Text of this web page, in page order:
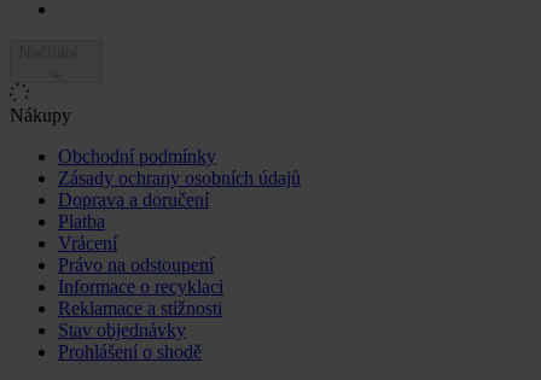
Nákupy
Obchodní podmínky
Zásady ochrany osobních údajů
Doprava a doručení
Platba
Vrácení
Právo na odstoupení
Informace o recyklaci
Reklamace a stížnosti
Stav objednávky
Prohlášení o shodě